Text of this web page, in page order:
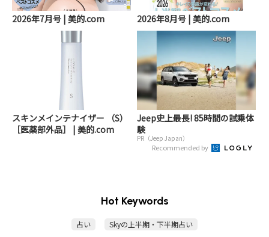
2026年7月号 | 美的.com 2026年8月号 | 美的.com
スキンメインテナイザー （S）
［医薬部外品］ | 美的.com
Jeep史上最長! 85時間の試乗体
験
PR（Jeep Japan）
Recommended by
Hot Keywords
占い
Skyの上半期・下半期占い